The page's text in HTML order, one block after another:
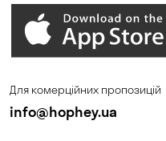
Для комерційних пропозицій
info@hophey.ua